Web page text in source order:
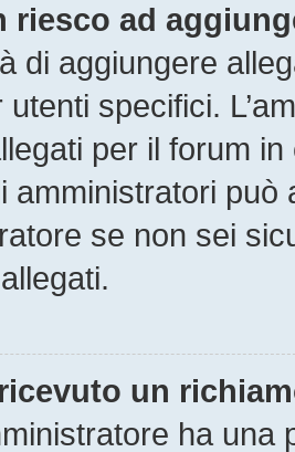
riesco ad
di aggiungere
specifici.
per il forum
amministratori può
se non sei
un
ha una